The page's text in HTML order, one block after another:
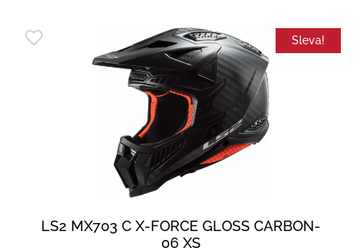
Sleva!
LS2 MX703 C X-FORCE GLOSS CARBON-
06 XS